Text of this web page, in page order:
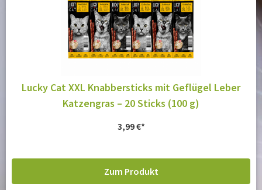
Lucky Cat XXL Knabbersticks mit Geflügel Leber
Katzengras – 20 Sticks (100 g)
3,99€
Zum Produkt